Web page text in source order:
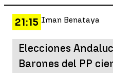
21:15 Iman Benataya
Elecciones
Barones del PP